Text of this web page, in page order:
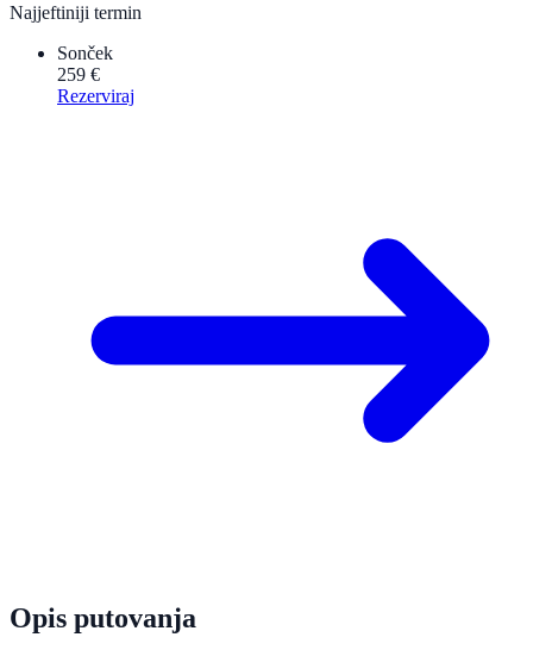
Najjeftiniji termin
Sonček
259 €
Rezerviraj
Opis putovanja